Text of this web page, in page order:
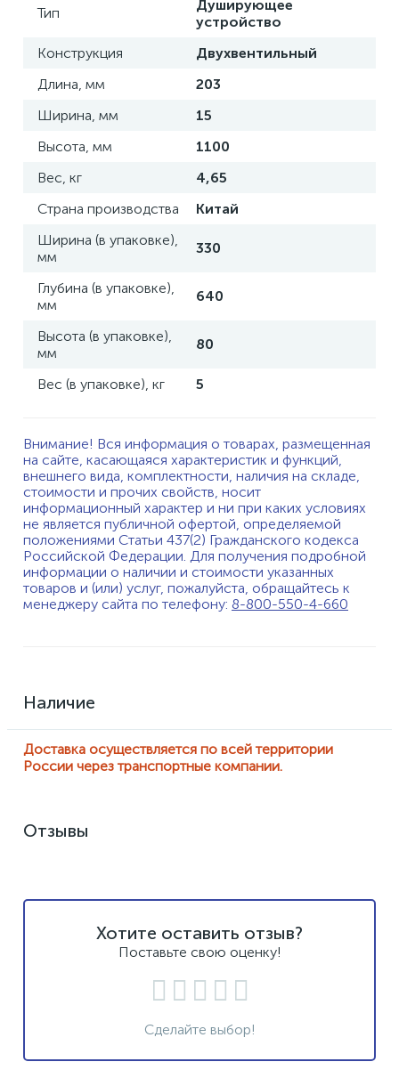
Тип
Душирующее
устройство
Конструкция
Двухвентильный
Длина, мм
203
Ширина, мм
15
Высота, мм
1100
Вес, кг
4,65
Страна производства
Китай
Ширина (в упаковке),
мм
330
Глубина (в упаковке),
мм
640
Высота (в упаковке),
мм
80
Вес (в упаковке), кг 5
Внимание! Вся информация о товарах, размещенная
на сайте, касающаяся характеристик и функций,
внешнего вида, комплектности, наличия на складе,
стоимости и прочих свойств, носит
информационный характер и ни при каких условиях
не является публичной офертой, определяемой
положениями Статьи 437(2) Гражданского кодекса
Российской Федерации. Для получения подробной
информации о наличии и стоимости указанных
товаров и (или) услуг, пожалуйста, обращайтесь к
менеджеру сайта по телефону: 8-800-550-4-660
Наличие
Доставка осуществляется по всей территории
России через транспортные компании.
Отзывы
Хотите оставить отзыв?
Поставьте свою оценку!
Сделайте выбор!